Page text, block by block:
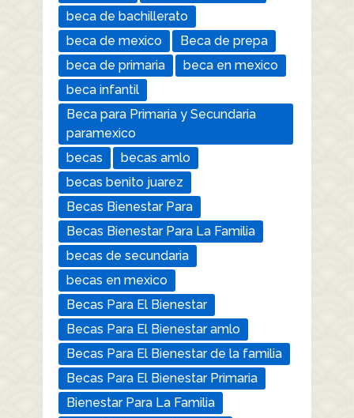
beca de bachillerato
beca de mexico
Beca de prepa
beca de primaria
beca en mexico
beca infantil
Beca para Primaria y Secundaria
paramexico
becas
becas amlo
becas benito juarez
Becas Bienestar Para
Becas Bienestar Para La Familia
becas de secundaria
becas en mexico
Becas Para El Bienestar
Becas Para El Bienestar amlo
Becas Para El Bienestar de la familia
Becas Para El Bienestar Primaria
Bienestar Para La Familia